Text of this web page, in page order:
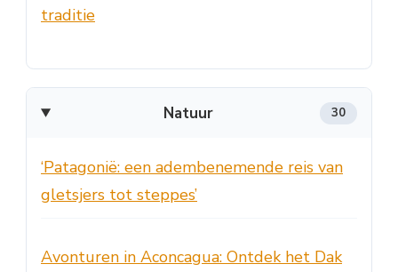
traditie
Natuur 30
‘Patagonië: een adembenemende reis van
gletsjers tot steppes’
Avonturen in Aconcagua: Ontdek het Dak